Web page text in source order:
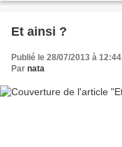
Et ainsi ?
Publié le 28/07/2013 à 12:44
Par nata